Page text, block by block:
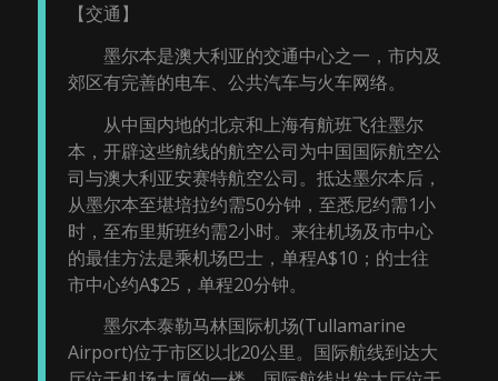
【交通】
墨尔本是澳大利亚的交通中心之一，市内及
郊区有完善的电车、公共汽车与火车网络。
从中国内地的北京和上海有航班飞往墨尔
本，开辟这些航线的航空公司为中国国际航空公
司与澳大利亚安赛特航空公司。抵达墨尔本后，
从墨尔本至堪培拉约需50分钟，至悉尼约需1小
时，至布里斯班约需2小时。来往机场及市中心
的最佳方法是乘机场巴士，单程A$10；的士往
市中心约A$25，单程20分钟。
墨尔本泰勒马林国际机场(Tullamarine
Airport)位于市区以北20公里。国际航线到达大